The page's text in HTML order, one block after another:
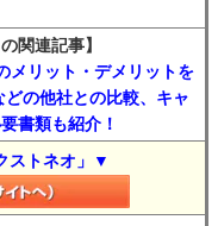
関連記事】
メリット・デメリットを
の他社との比較、キャ
書類も紹介！
ストネオ」▼